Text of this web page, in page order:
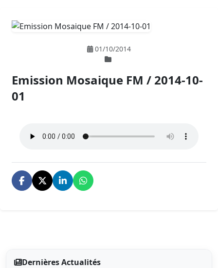
01/10/2014
Emission Mosaique FM / 2014-10-
01
Dernières Actualités